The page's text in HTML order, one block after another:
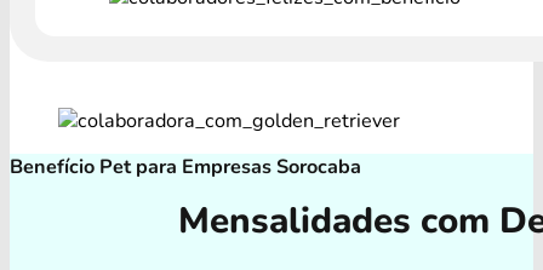
Benefício Pet para Empresas Sorocaba
Mensalidades com